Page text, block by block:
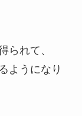
られて、
ようになり